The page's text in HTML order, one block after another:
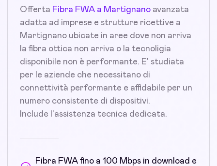
Offerta Fibra FWA a Martignano avanzata
adatta ad imprese e strutture ricettive a
Martignano ubicate in aree dove non arriva
la fibra ottica non arriva o la tecnoligia
disponibile non è performante. E' studiata
per le aziende che necessitano di
connettività performante e affidabile per un
numero consistente di dispositivi.
Include l'assistenza tecnica dedicata.
Fibra FWA fino a 100 Mbps in download e